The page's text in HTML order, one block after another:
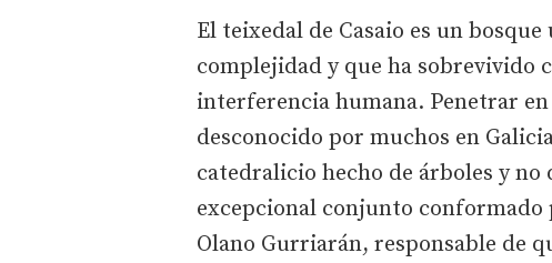
El teixedal de Casaio es un
complejidad y que ha sobrevivido
interferencia humana. Penetrar
desconocido por muchos en
catedralicio hecho de árboles y no
excepcional conjunto conformado
Olano Gurriarán, responsable de